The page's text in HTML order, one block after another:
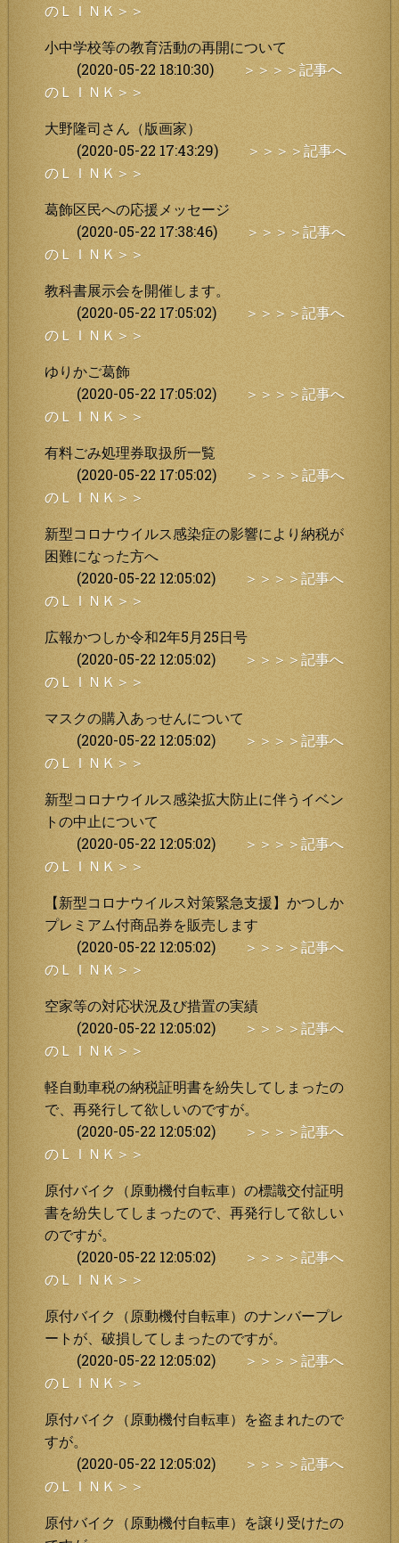
のＬＩＮＫ＞＞
小中学校等の教育活動の再開について
(2020-05-22 18:10:30)
＞＞＞＞記事へ
のＬＩＮＫ＞＞
大野隆司さん（版画家）
(2020-05-22 17:43:29)
＞＞＞＞記事へ
のＬＩＮＫ＞＞
葛飾区民への応援メッセージ
(2020-05-22 17:38:46)
＞＞＞＞記事へ
のＬＩＮＫ＞＞
教科書展示会を開催します。
(2020-05-22 17:05:02)
＞＞＞＞記事へ
のＬＩＮＫ＞＞
ゆりかご葛飾
(2020-05-22 17:05:02)
＞＞＞＞記事へ
のＬＩＮＫ＞＞
有料ごみ処理券取扱所一覧
(2020-05-22 17:05:02)
＞＞＞＞記事へ
のＬＩＮＫ＞＞
新型コロナウイルス感染症の影響により納税が
困難になった方へ
(2020-05-22 12:05:02)
＞＞＞＞記事へ
のＬＩＮＫ＞＞
広報かつしか令和2年5月25日号
(2020-05-22 12:05:02)
＞＞＞＞記事へ
のＬＩＮＫ＞＞
マスクの購入あっせんについて
(2020-05-22 12:05:02)
＞＞＞＞記事へ
のＬＩＮＫ＞＞
新型コロナウイルス感染拡大防止に伴うイベン
トの中止について
(2020-05-22 12:05:02)
＞＞＞＞記事へ
のＬＩＮＫ＞＞
【新型コロナウイルス対策緊急支援】かつしか
プレミアム付商品券を販売します
(2020-05-22 12:05:02)
＞＞＞＞記事へ
のＬＩＮＫ＞＞
空家等の対応状況及び措置の実績
(2020-05-22 12:05:02)
＞＞＞＞記事へ
のＬＩＮＫ＞＞
軽自動車税の納税証明書を紛失してしまったの
で、再発行して欲しいのですが。
(2020-05-22 12:05:02)
＞＞＞＞記事へ
のＬＩＮＫ＞＞
原付バイク（原動機付自転車）の標識交付証明
書を紛失してしまったので、再発行して欲しい
のですが。
(2020-05-22 12:05:02)
＞＞＞＞記事へ
のＬＩＮＫ＞＞
原付バイク（原動機付自転車）のナンバープレ
ートが、破損してしまったのですが。
(2020-05-22 12:05:02)
＞＞＞＞記事へ
のＬＩＮＫ＞＞
原付バイク（原動機付自転車）を盗まれたので
すが。
(2020-05-22 12:05:02)
＞＞＞＞記事へ
のＬＩＮＫ＞＞
原付バイク（原動機付自転車）を譲り受けたの